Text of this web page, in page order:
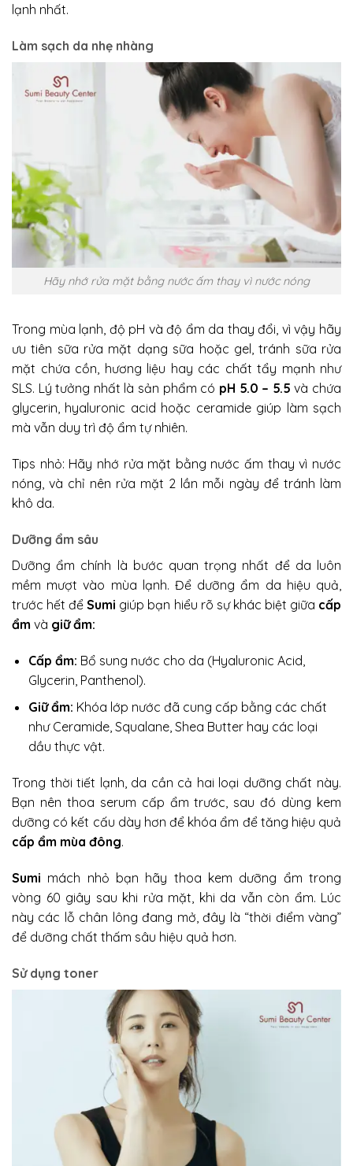
lạnh nhất.
Làm sạch da nhẹ nhàng
Hãy nhớ rửa mặt bằng nước ấm thay vì nước nóng
Trong mùa lạnh, độ pH và độ ẩm da thay đổi, vì vậy hãy
ưu tiên sữa rửa mặt dạng sữa hoặc gel, tránh sữa rửa
mặt chứa cồn, hương liệu hay các chất tẩy mạnh như
SLS. Lý tưởng nhất là sản phẩm có pH 5.0 – 5.5 và chứa
glycerin, hyaluronic acid hoặc ceramide giúp làm sạch
mà vẫn duy trì độ ẩm tự nhiên.
Tips nhỏ: Hãy nhớ rửa mặt bằng nước ấm thay vì nước
nóng, và chỉ nên rửa mặt 2 lần mỗi ngày để tránh làm
khô da.
Dưỡng ẩm sâu
Dưỡng ẩm chính là bước quan trọng nhất để da luôn
mềm mượt vào mùa lạnh. Để dưỡng ẩm da hiệu quả,
trước hết đểSumi giúp bạn hiểu rõ sự khác biệt giữa cấp
ẩm và giữ ẩm:
Cấp ẩm: Bổ sung nước cho da (Hyaluronic Acid,
Glycerin, Panthenol).
Giữ ẩm: Khóa lớp nước đã cung cấp bằng các chất
như Ceramide, Squalane, Shea Butter hay các loại
dầu thực vật.
Trong thời tiết lạnh, da cần cả hai loại dưỡng chất này.
Bạn nên thoa serum cấp ẩm trước, sau đó dùng kem
dưỡng có kết cấu dày hơn để khóa ẩm để tăng hiệu quả
cấp ẩm mùa đông.
Sumi mách nhỏ bạn hãy thoa kem dưỡng ẩm trong
vòng 60 giây sau khi rửa mặt, khi da vẫn còn ẩm. Lúc
này các lỗ chân lông đang mở, đây là “thời điểm vàng”
để dưỡng chất thấm sâu hiệu quả hơn.
Sử dụng toner